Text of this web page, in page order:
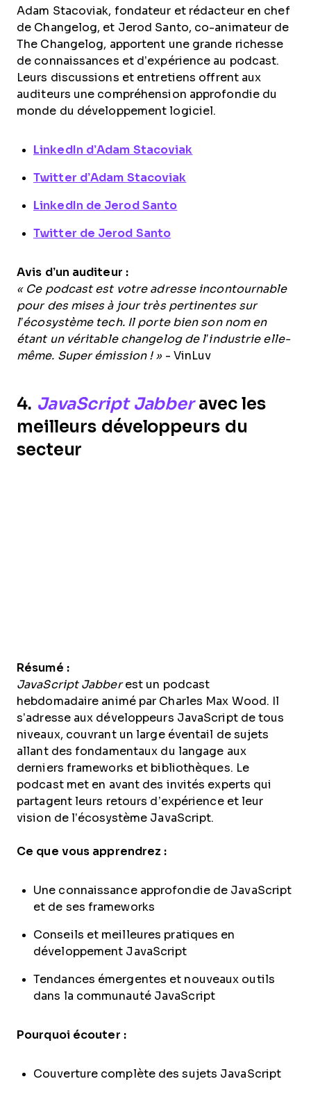
Adam Stacoviak, fondateur et rédacteur en chef
de Changelog, et Jerod Santo, co-animateur de
The Changelog, apportent une grande richesse
de connaissances et d’expérience au podcast.
Leurs discussions et entretiens offrent aux
auditeurs une compréhension approfondie du
monde du développement logiciel.
LinkedIn d’Adam Stacoviak
Twitter d’Adam Stacoviak
LinkedIn de Jerod Santo
Twitter de Jerod Santo
Avis d’un auditeur :
« Ce podcast est votre adresse incontournable
pour des mises à jour très pertinentes sur
l’écosystème tech. Il porte bien son nom en
étant un véritable changelog de l’industrie elle-
même. Super émission ! » - VinLuv
4. JavaScript Jabber avec les
meilleurs développeurs du
secteur
Résumé :
JavaScript Jabberest un podcast
hebdomadaire animé par Charles Max Wood. Il
s’adresse aux développeurs JavaScript de tous
niveaux, couvrant un large éventail de sujets
allant des fondamentaux du langage aux
derniers frameworks et bibliothèques. Le
podcast met en avant des invités experts qui
partagent leurs retours d’expérience et leur
vision de l’écosystème JavaScript.
Ce que vous apprendrez :
Une connaissance approfondie de JavaScript
et de ses frameworks
Conseils et meilleures pratiques en
développement JavaScript
Tendances émergentes et nouveaux outils
dans la communauté JavaScript
Pourquoi écouter :
Couverture complète des sujets JavaScript